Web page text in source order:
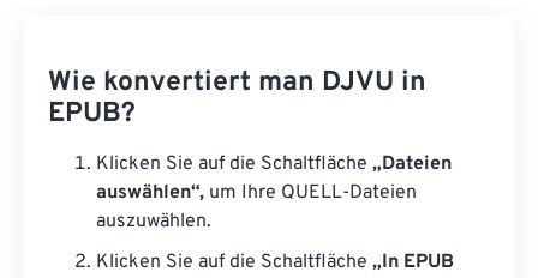
Wie konvertiert man DJVU in
EPUB?
Klicken Sie auf die Schaltfläche „Dateien
auswählen“, um Ihre QUELL-Dateien
auszuwählen.
Klicken Sie auf die Schaltfläche „In EPUB